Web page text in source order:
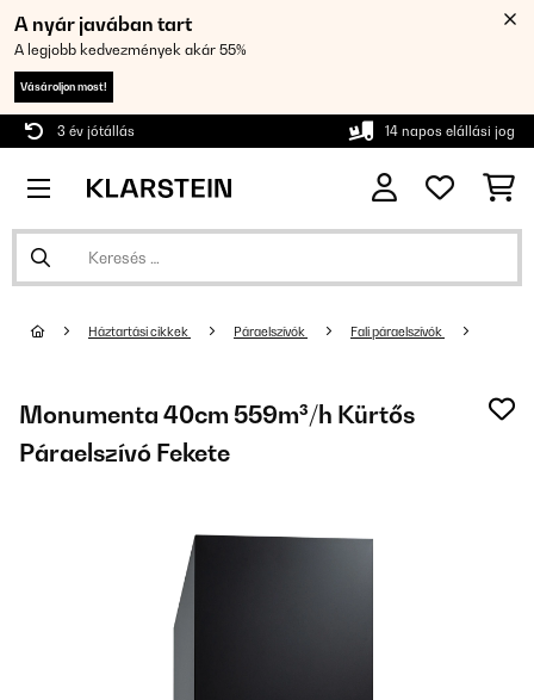
A nyár javában tart
A legjobb kedvezmények akár 55%
Vásároljon most!
3 év jótállás 14 napos elállási jog
Háztartási cikkek Páraelszívók Fali páraelszívók
Monumenta 40cm 559m³/h Kürtős
Páraelszívó Fekete